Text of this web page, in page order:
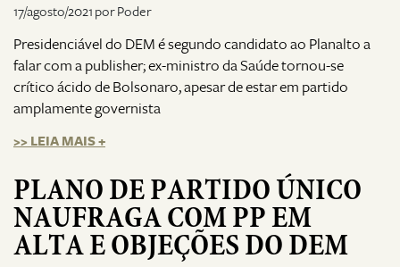
17/agosto/2021 por Poder
Presidenciável do DEM é segundo candidato ao Planalto a
falar com a publisher; ex-ministro da Saúde tornou-se
crítico ácido de Bolsonaro, apesar de estar em partido
amplamente governista
>> LEIA MAIS +
PLANO DE PARTIDO ÚNICO
NAUFRAGA COM PP EM
ALTA E OBJEÇÕES DO DEM